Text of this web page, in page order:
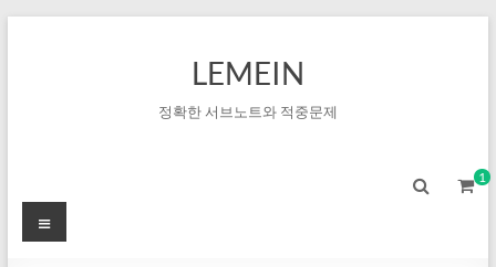
LEMEIN
정확한 서브노트와 적중문제
1